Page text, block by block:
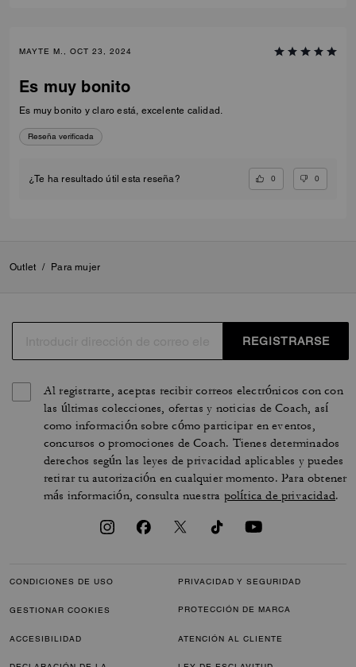
MAYTE M., OCT 23, 2024
Es muy bonito
Es muy bonito y claro está, excelente calidad.
Reseña verificada
¿Te ha resultado útil esta reseña? 0 0
Outlet / Para mujer
REGISTRARSE
Al registrarte, aceptas recibir correos electrónicos con con
las últimas colecciones, ofertas y noticias de Coach, así
como información sobre cómo participar en eventos,
concursos o promociones de Coach. Tienes determinados
derechos según las leyes de privacidad aplicables y puedes
retirar tu autorización en cualquier momento. Para obtener
más información, consulta nuestra política de privacidad.
CONDICIONES DE USO PRIVACIDAD Y SEGURIDAD
GESTIONAR COOKIES PROTECCIÓN DE MARCA
ACCESIBILIDAD ATENCIÓN AL CLIENTE